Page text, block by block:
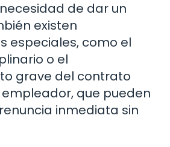
de dar un
existen
especiales, como el
o el
grave del contrato
que pueden
inmediata sin